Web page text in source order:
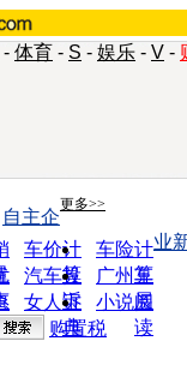
- 体育 - S - 娱乐 - V -
更多>>
车价计
算
车险计
算
汽车投
诉
广州车
展
女人宝
典
小说阅
读
自主企
业
购置税